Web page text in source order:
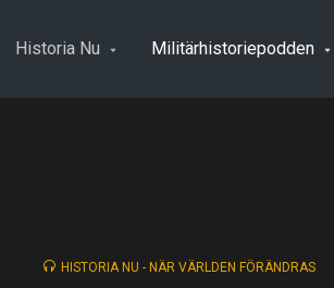
Historia Nu Militärhistoriepodden
HISTORIA NU - NÄR VÄRLDEN FÖRÄNDRAS